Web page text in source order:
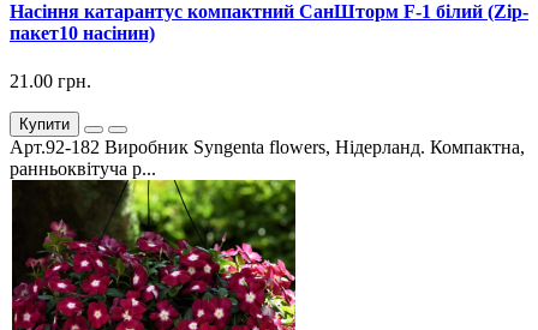
Насіння катарантус компактний СанШторм F-1 білий (Zip-
пакет10 насінин)
21.00 грн.
Купити
Арт.92-182 Виробник Syngenta flowers, Нідерланд. Компактна,
ранньоквітуча р...